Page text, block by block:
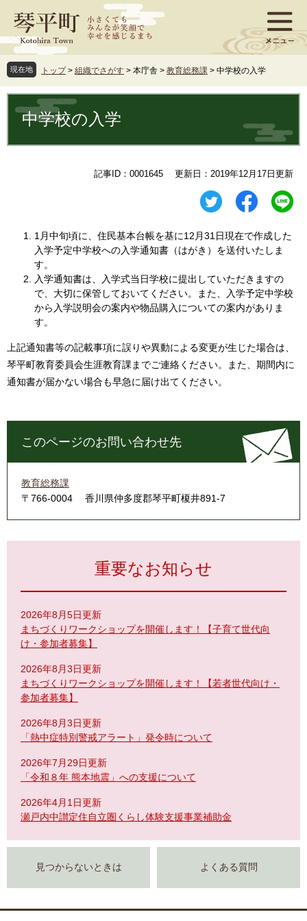
ジ
先
頭
で
ュ
を
飛
ば
現在地 トップ > 組織でさがす > 本庁舎 > 教育総務課 > 中学校の入学
文 中学校の入学
記事ID：0001645 更新日：2019年12月17日更新
1月中旬頃に、住民基本台帳を基に12月31日現在で作成した
入学予定中学校への入学通知書（はがき）を送付いたしま
す。
入学通知書は、入学式当日学校に提出していただきますの
で、大切に保管しておいてください。また、入学予定中学校
から入学説明会の案内や物品購入についての案内がありま
す。
上記通知書等の記載事項に誤りや異動による変更が生じた場合は、
琴平町教育委員会生涯教育課までご連絡ください。また、期間内に
通知書が届かない場合も早急に届け出てください。
このページのお問い合わせ先
教育総務課
〒766-0004
香川県仲多度郡琴平町榎井891-7
重要なお知らせ
2026年8月5日更新
まちづくりワークショップを開催します！【子育て世代向
け・参加者募集】
2026年8月3日更新
まちづくりワークショップを開催します！【若者世代向け・
参加者募集】
2026年8月3日更新
「熱中症特別警戒アラート」発令時について
2026年7月29日更新
「令和８年 熊本地震」への支援について
2026年4月1日更新
瀬戸内中讃定住自立圏くらし体験支援事業補助金
見つからないときは よくある質問